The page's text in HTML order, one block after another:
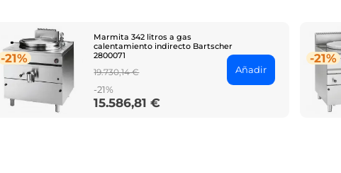
-21%
Marmita 342 litros a gas
calentamiento indirecto Bartscher
2800071
Regular
price
19.730,14 €
-21%
Price
15.586,81 €
Añadir
-21%